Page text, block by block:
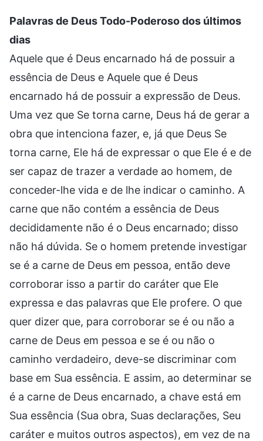
Palavras de Deus Todo-Poderoso dos últimos
dias
Aquele que é Deus encarnado há de possuir a
essência de Deus e Aquele que é Deus
encarnado há de possuir a expressão de Deus.
Uma vez que Se torna carne, Deus há de gerar a
obra que intenciona fazer, e, já que Deus Se
torna carne, Ele há de expressar o que Ele é e de
ser capaz de trazer a verdade ao homem, de
conceder-lhe vida e de lhe indicar o caminho. A
carne que não contém a essência de Deus
decididamente não é o Deus encarnado; disso
não há dúvida. Se o homem pretende investigar
se é a carne de Deus em pessoa, então deve
corroborar isso a partir do caráter que Ele
expressa e das palavras que Ele profere. O que
quer dizer que, para corroborar se é ou não a
carne de Deus em pessoa e se é ou não o
caminho verdadeiro, deve-se discriminar com
base em Sua essência. E assim, ao determinar se
é a carne de Deus encarnado, a chave está em
Sua essência (Sua obra, Suas declarações, Seu
caráter e muitos outros aspectos), em vez de na